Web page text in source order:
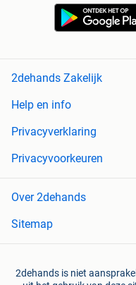
2dehands Zakelijk
Help en info
Privacyverklaring
Privacyvoorkeuren
Over 2dehands
Sitemap
2dehands is niet